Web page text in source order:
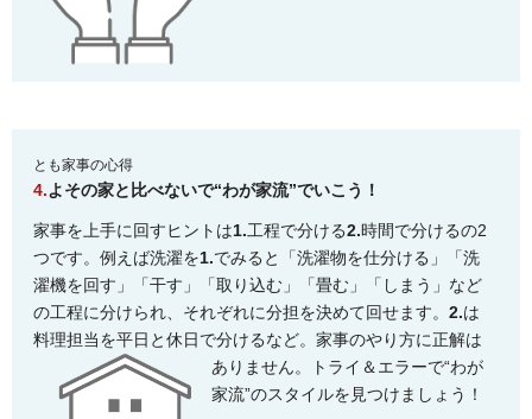
とも家事の心得
4.よその家と比べないで“わが家流”でいこう！
家事を上手に回すヒントは1.工程で分ける2.時間で分けるの2
つです。例えば洗濯を1.でみると「洗濯物を仕分ける」「洗
濯機を回す」「干す」「取り込む」「畳む」「しまう」など
の工程に分けられ、それぞれに分担を決めて回せます。 2.は
料理担当を平日と休日で分けるなど。家事のやり方に正解は
ありません。
トライ＆エラーで“わが
家流”のスタイルを見つけましょう！